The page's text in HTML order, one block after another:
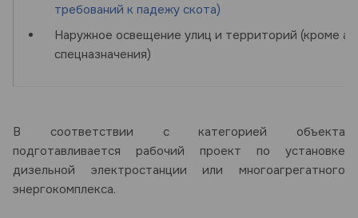
требований к падежу скота)
Наружное освещение улиц и территорий (кроме
спецназначения)
В соответствии с категорией объекта
подготавливается рабочий проект по установке
дизельной электростанции или многоагрегатного
энергокомплекса.